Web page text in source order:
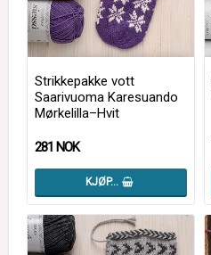
Strikkepakke vott
Saarivuoma Karesuando
Mørkelilla–Hvit
281 NOK
KJØP…